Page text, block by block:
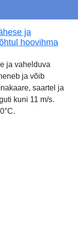
ja
hoovihma
ja vahelduva
ja võib
saartel ja
kuni 11 m/s.